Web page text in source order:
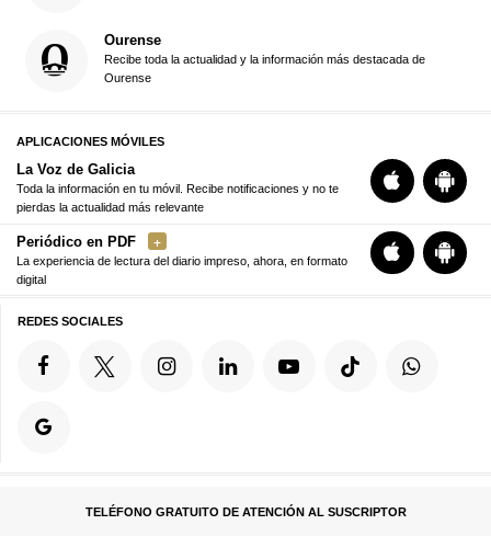
Ourense
Recibe toda la actualidad y la información más destacada de
Ourense
APLICACIONES MÓVILES
La Voz de Galicia
Toda la información en tu móvil. Recibe notificaciones y no te
pierdas la actualidad más relevante
Periódico en PDF
La experiencia de lectura del diario impreso, ahora, en formato
digital
REDES SOCIALES
TELÉFONO GRATUITO DE ATENCIÓN AL SUSCRIPTOR